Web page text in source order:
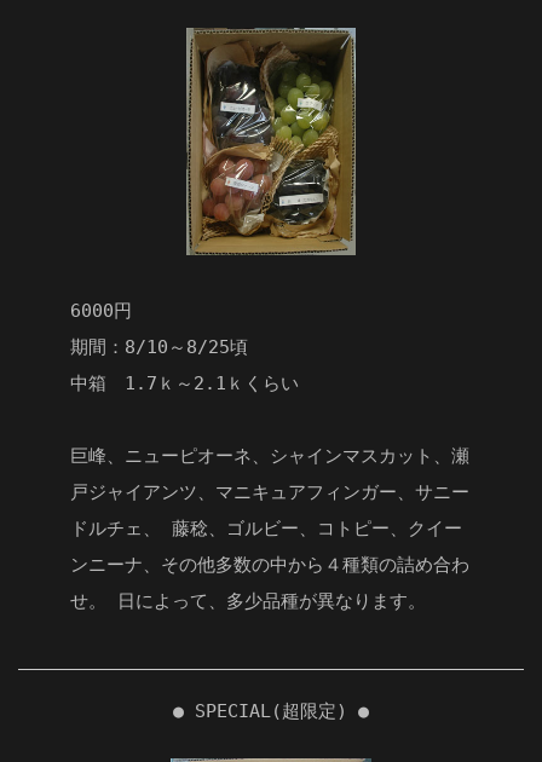
6000円
期間：8/10～8/25頃
中箱 1.7ｋ～2.1ｋくらい
巨峰、ニューピオーネ、シャインマスカット、瀬
戸ジャイアンツ、マニキュアフィンガー、サニー
ドルチェ、 藤稔、ゴルビー、コトピー、クイー
ンニーナ、その他多数の中から４種類の詰め合わ
せ。 日によって、多少品種が異なります。
● SPECIAL(超限定) ●